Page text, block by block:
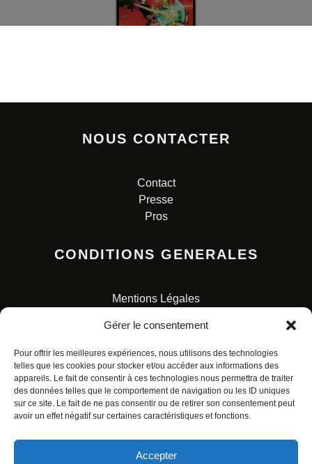
Gérer le consentement
Pour offrir les meilleures expériences, nous utilisons des technologies
telles que les cookies pour stocker et/ou accéder aux informations des
appareils. Le fait de consentir à ces technologies nous permettra de traiter
des données telles que le comportement de navigation ou les ID uniques
sur ce site. Le fait de ne pas consentir ou de retirer son consentement peut
avoir un effet négatif sur certaines caractéristiques et fonctions.
Accepter
NOUS CONTACTER
Contact
Presse
Pros
CONDITIONS GENERALES
Mentions Légales
Charte pour la protection des données personnelles
© ALL RIGHTS RESERVED. URBAN COMICS POUR LES